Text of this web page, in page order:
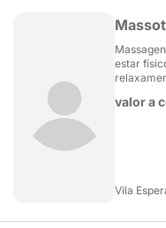
estar
valor a
Vila